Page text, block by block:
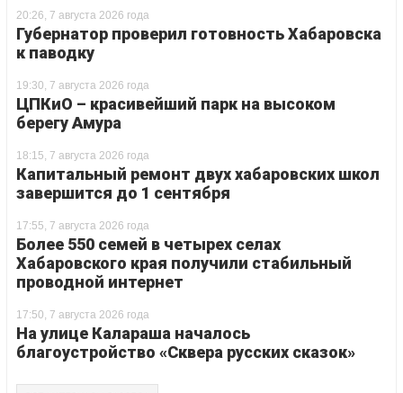
20:26, 7 августа 2026 года
Губернатор проверил готовность Хабаровска
к паводку
19:30, 7 августа 2026 года
ЦПКиО – красивейший парк на высоком
берегу Амура
18:15, 7 августа 2026 года
Капитальный ремонт двух хабаровских школ
завершится до 1 сентября
17:55, 7 августа 2026 года
Более 550 семей в четырех селах
Хабаровского края получили стабильный
проводной интернет
17:50, 7 августа 2026 года
На улице Калараша началось
благоустройство «Сквера русских сказок»